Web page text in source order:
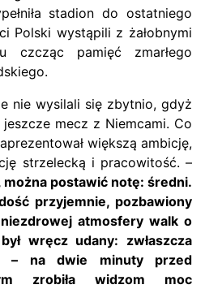
stadion do ostatniego
Polski wystąpili z żałobnymi
czcząc pamięć zmarłego
nie wysilali się zbytnio, gdyż
mecz z Niemcami. Co
większą ambicję,
strzelecką i pracowitość. –
można postawić notę: średni.
przyjemnie, pozbawiony
atmosfery walk o
wręcz udany: zwłaszcza
– na dwie minuty przed
zrobiła widzom moc